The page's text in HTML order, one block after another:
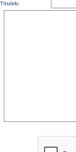
Titulek: